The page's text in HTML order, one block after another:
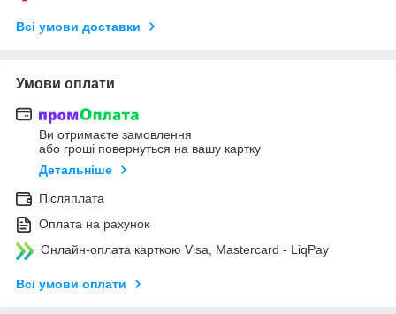
Всі умови доставки
Умови оплати
Ви отримаєте замовлення
або гроші повернуться на вашу картку
Детальніше
Післяплата
Оплата на рахунок
Онлайн-оплата карткою Visa, Mastercard - LiqPay
Всі умови оплати